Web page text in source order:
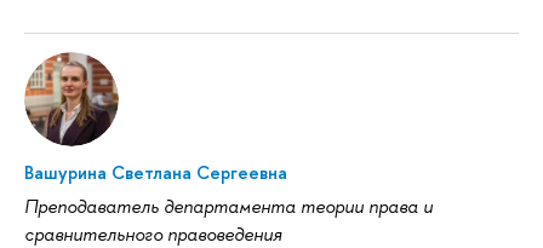
Вашурина Светлана Сергеевна
Преподаватель департамента теории права и
сравнительного правоведения